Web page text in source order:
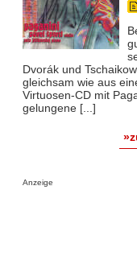
Dvorák und
gleichsam wie aus
Virtuosen-CD mit
gelungene [...]
Anzeige